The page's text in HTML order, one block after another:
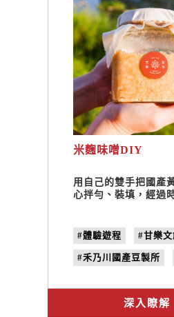
米麴味噌DIY
用自己的雙手把國產
心拌勻、裝填，經過
#體驗遊程 #甘樂文
#禾乃川國產豆製所
深入瞭解